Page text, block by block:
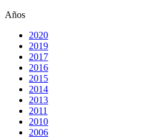
Años
2020
2019
2017
2016
2015
2014
2013
2011
2010
2006